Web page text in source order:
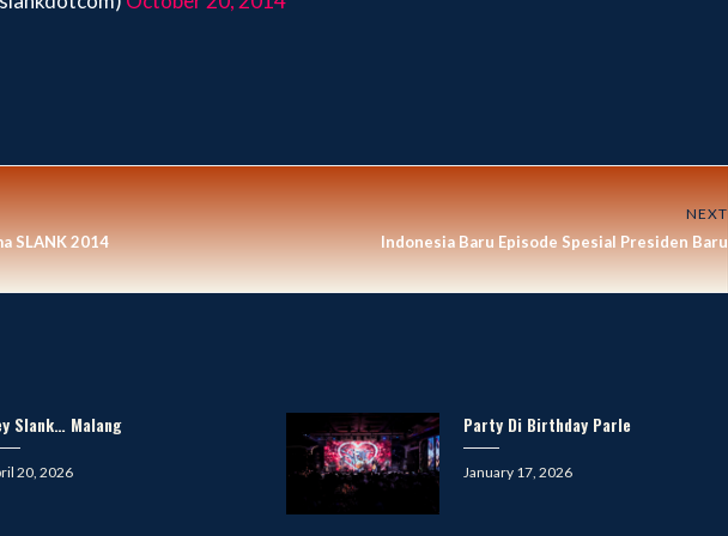
SLANK 2014
NEXT
Indonesia Baru Episode Spesial Presiden Baru
Slank… Malang
20, 2026
Party Di Birthday Parle
Posted
January 17, 2026